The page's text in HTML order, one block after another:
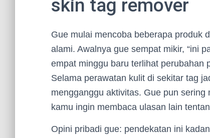
skin tag remover
Gue mulai mencoba beberapa produk
alami. Awalnya gue sempat mikir, “ini
empat minggu baru terlihat perubahan
Selama perawatan kulit di sekitar tag
mengganggu aktivitas. Gue pun
kamu ingin membaca ulasan lain
Opini pribadi gue: pendekatan ini